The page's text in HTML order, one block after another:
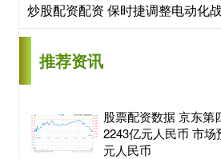
炒股配资配资 保时捷调整电动化
推荐资讯
股票配资数据 京东第
2243亿元人民币 市场
元人民币